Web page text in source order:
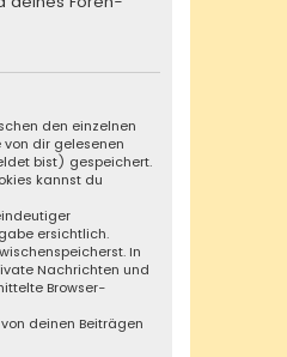
den einzelnen
dir gelesenen
bist) gespeichert.
kannst du
ersichtlich.
In
Nachrichten und
Browser-
deinen Beiträgen